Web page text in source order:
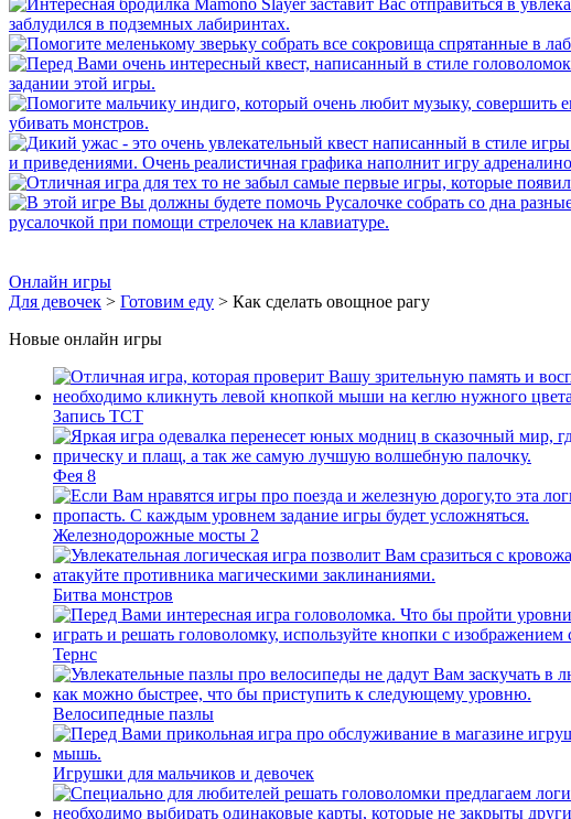
Онлайн игры
Для девочек > Готовим еду > Как сделать овощное рагу
Новые онлайн игры
Запись ТСТ
Фея 8
Железнодорожные мосты 2
Битва монстров
Тернс
Велосипедные пазлы
Игрушки для мальчиков и девочек